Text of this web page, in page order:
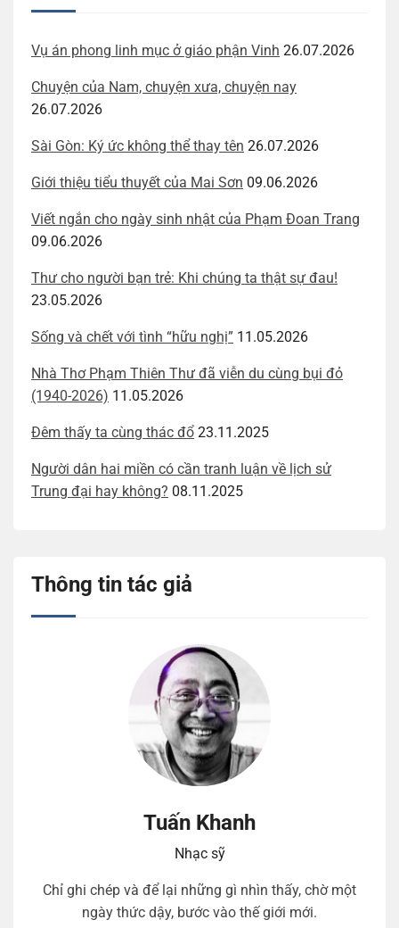
Vụ án phong linh mục ở giáo phận Vinh 26.07.2026
Chuyện của Nam, chuyện xưa, chuyện nay
26.07.2026
Sài Gòn: Ký ức không thể thay tên 26.07.2026
Giới thiệu tiểu thuyết của Mai Sơn 09.06.2026
Viết ngắn cho ngày sinh nhật của Phạm Đoan Trang
09.06.2026
Thư cho người bạn trẻ: Khi chúng ta thật sự đau!
23.05.2026
Sống và chết với tình “hữu nghị” 11.05.2026
Nhà Thơ Phạm Thiên Thư đã viễn du cùng bụi đỏ
(1940-2026) 11.05.2026
Đêm thấy ta cùng thác đổ 23.11.2025
Người dân hai miền có cần tranh luận về lịch sử
Trung đại hay không? 08.11.2025
Thông tin tác giả
Tuấn Khanh
Nhạc sỹ
Chỉ ghi chép và để lại những gì nhìn thấy, chờ một
ngày thức dậy, bước vào thế giới mới.